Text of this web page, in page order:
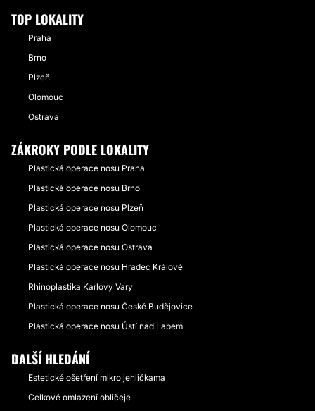
TOP LOKALITY
Praha
Brno
Plzeň
Olomouc
Ostrava
ZÁKROKY PODLE LOKALITY
Plastická operace nosu Praha
Plastická operace nosu Brno
Plastická operace nosu Plzeň
Plastická operace nosu Olomouc
Plastická operace nosu Ostrava
Plastická operace nosu Hradec Králové
Rhinoplastika Karlovy Vary
Plastická operace nosu České Budějovice
Plastická operace nosu Ústí nad Labem
DALŠÍ HLEDÁNÍ
Estetické ošetření mikro jehličkama
Celkové omlazení obličeje